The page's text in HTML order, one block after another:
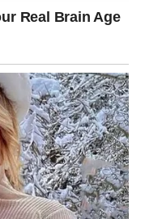
na nešto što
u trenutku ljutnje.
kasnije donijeti